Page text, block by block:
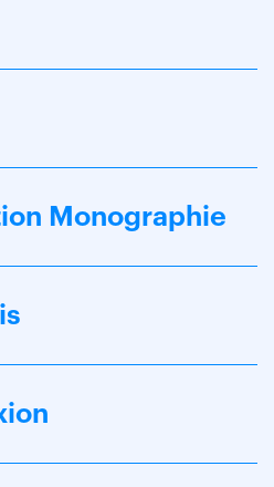
Monographie